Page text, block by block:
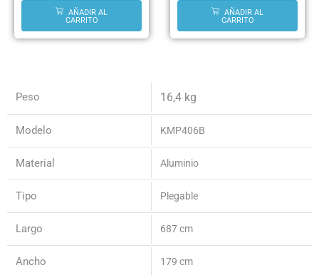
AÑADIR AL
CARRITO
AÑADIR AL
CARRITO
Peso 16,4 kg
Modelo KMP406B
Material Aluminio
Tipo Plegable
Largo 687 cm
Ancho 179 cm